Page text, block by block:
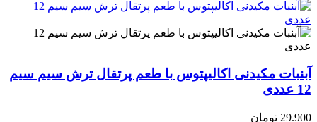
آبنبات مکیدنی اکالیپتوس با طعم پرتقال ترش سیم سیم
12 عددی
29.900 تومان